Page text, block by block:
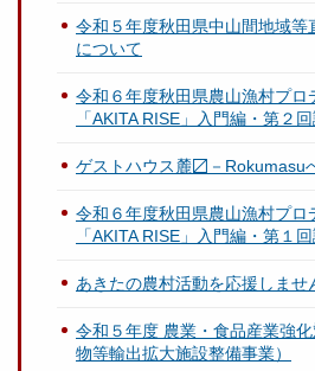
令和５年度秋田県中山間地域等
について
令和６年度秋田県農山漁村プロ
「AKITA RISE」入門編・第２
ゲストハウス麓〼－Rokumasu
令和６年度秋田県農山漁村プロ
「AKITA RISE」入門編・第１
あきたの農村活動を応援しませ
令和５年度 農業・食品産業強
物等輸出拡大施設整備事業）